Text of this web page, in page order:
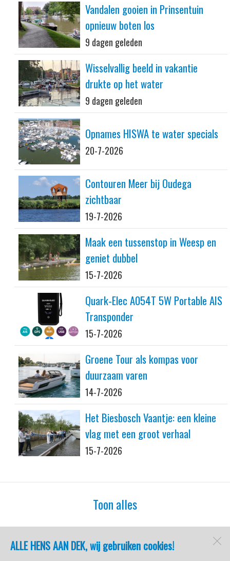
ALLE HENS AAN DEK, wij gebruiken cookies!
Vandalen gooien in Prinsentuin
opnieuw boten los
9 dagen geleden
Wisselvallig beeld in vakantie
drukte op het water
9 dagen geleden
Opnames HISWA te water specials
20-7-2026
Contouren Meer bij Oudega
zichtbaar
19-7-2026
Maak een tussenstop in Weesp en
geniet dubbel
15-7-2026
Quark-Elec A054T 5W Portable AIS
Transponder
15-7-2026
Groene Tour als kompas voor
duurzaam varen
14-7-2026
Het Biesbosch Vaantje: een kleine
vlag met een groot verhaal
15-7-2026
Toon alles
watersport-tv